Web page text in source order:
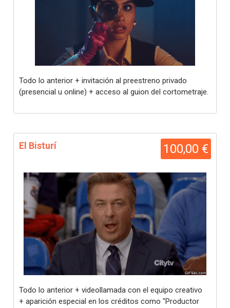
Todo lo anterior + invitación al preestreno privado
(presencial u online) + acceso al guion del cortometraje.
100,00 €
El Bisturí
Todo lo anterior + videollamada con el equipo creativo
+ aparición especial en los créditos como "Productor